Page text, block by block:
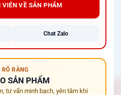
VIÊN VỀ SẢN PHẨM
Chat Zalo
RÀNG
SẢN PHẨM
tư vấn minh bạch, yên tâm khi